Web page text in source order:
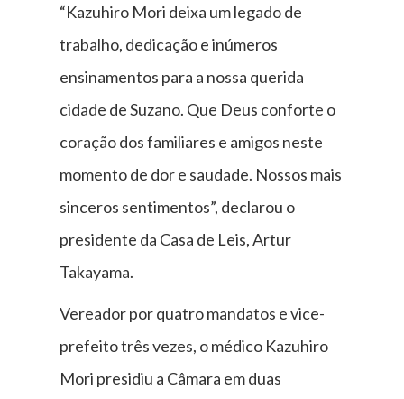
“Kazuhiro Mori deixa um legado de
trabalho, dedicação e inúmeros
ensinamentos para a nossa querida
cidade de Suzano. Que Deus conforte o
coração dos familiares e amigos neste
momento de dor e saudade. Nossos mais
sinceros sentimentos”, declarou o
presidente da Casa de Leis, Artur
Takayama.
Vereador por quatro mandatos e vice-
prefeito três vezes, o médico Kazuhiro
Mori presidiu a Câmara em duas